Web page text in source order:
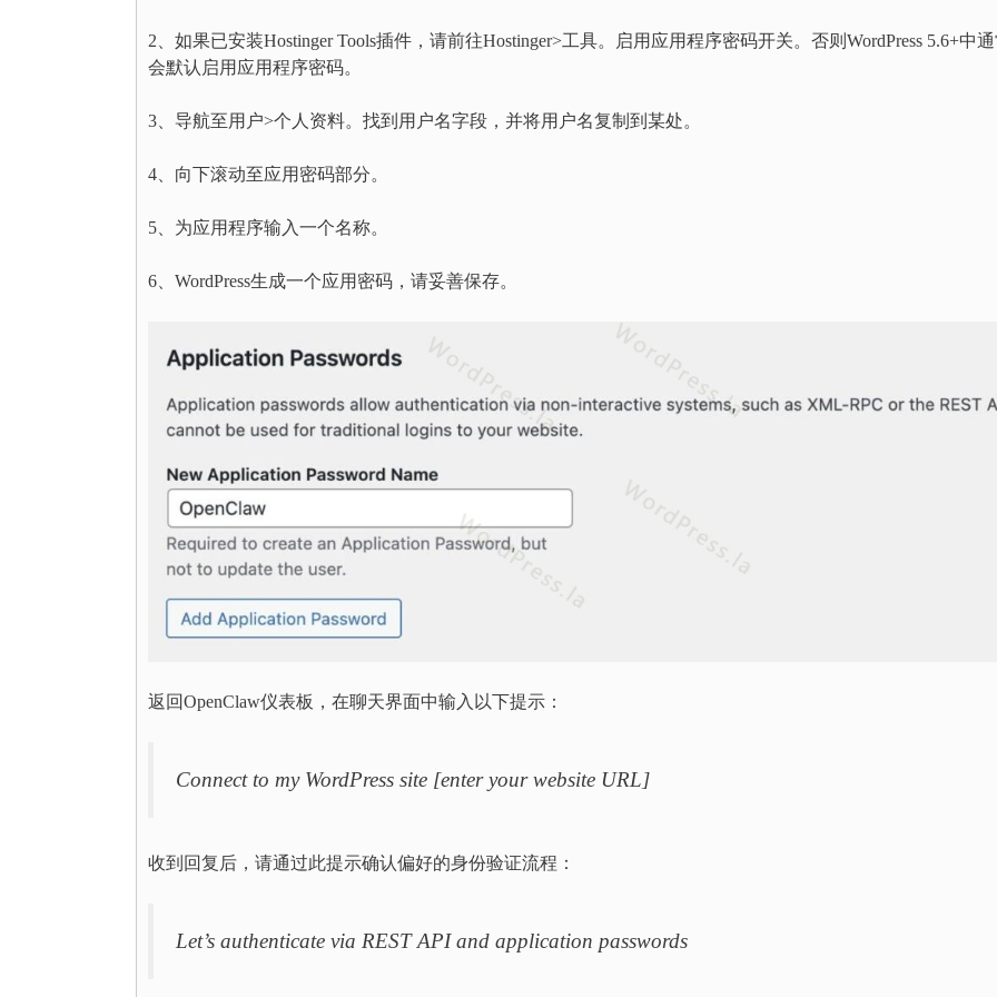
2、如果已安装Hostinger Tools插件，请前往Hostinger>工具。启用应用程序密码开关。否则WordPress 5.6+中
会默认启用应用程序密码。
3、导航至用户>个人资料。找到用户名字段，并将用户名复制到某处。
4、向下滚动至应用密码部分。
5、为应用程序输入一个名称。
6、WordPress生成一个应用密码，请妥善保存。
返回OpenClaw仪表板，在聊天界面中输入以下提示：
Connect to my WordPress site [enter your website URL]
收到回复后，请通过此提示确认偏好的身份验证流程：
Let’s authenticate via REST API and application passwords